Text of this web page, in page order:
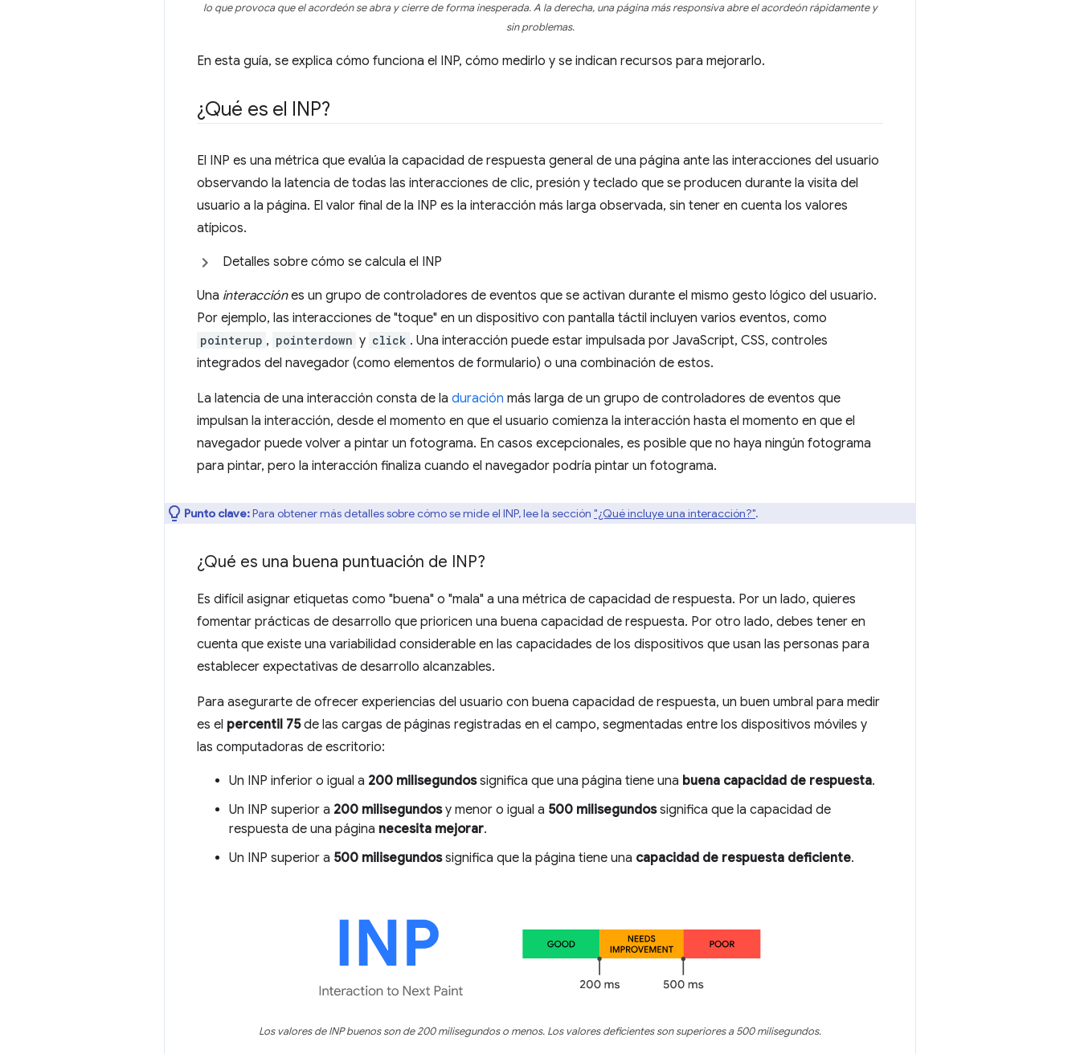
lo que provoca que el acordeón se abra y cierre de forma inesperada. A la derecha, una página más responsiva abre el acordeón rápidamente y
sin problemas.
En esta guía, se explica cómo funciona el INP, cómo medirlo y se indican recursos para mejorarlo.
¿Qué es el INP?
El INP es una métrica que evalúa la capacidad de respuesta general de una página ante las interacciones del usuario
observando la latencia de todas las interacciones de clic, presión y teclado que se producen durante la visita del
usuario a la página. El valor final de la INP es la interacción más larga observada, sin tener en cuenta los valores
atípicos.
Detalles sobre cómo se calcula el INP
Una interacciónes un grupo de controladores de eventos que se activan durante el mismo gesto lógico del usuario.
Por ejemplo, las interacciones de "toque" en un dispositivo con pantalla táctil incluyen varios eventos, como
pointerup , pointerdown y click . Una interacción puede estar impulsada por JavaScript, CSS, controles
integrados del navegador (como elementos de formulario) o una combinación de estos.
La latencia de una interacción consta de la duración más larga de un grupo de controladores de eventos que
impulsan la interacción, desde el momento en que el usuario comienza la interacción hasta el momento en que el
navegador puede volver a pintar un fotograma. En casos excepcionales, es posible que no haya ningún fotograma
para pintar, pero la interacción finaliza cuando el navegador podría pintar un fotograma.
Punto clave:Para obtener más detalles sobre cómo se mide el INP, lee la sección "¿Qué incluye una interacción?".
¿Qué es una buena puntuación de INP?
Es difícil asignar etiquetas como "buena" o "mala" a una métrica de capacidad de respuesta. Por un lado, quieres
fomentar prácticas de desarrollo que prioricen una buena capacidad de respuesta. Por otro lado, debes tener en
cuenta que existe una variabilidad considerable en las capacidades de los dispositivos que usan las personas para
establecer expectativas de desarrollo alcanzables.
Para asegurarte de ofrecer experiencias del usuario con buena capacidad de respuesta, un buen umbral para medir
es el percentil 75de las cargas de páginas registradas en el campo, segmentadas entre los dispositivos móviles y
las computadoras de escritorio:
Un INP inferior o igual a 200 milisegundossignifica que una página tiene una buena capacidad de respuesta.
Un INP superior a 200 milisegundosy menor o igual a 500 milisegundossignifica que la capacidad de
respuesta de una página necesita mejorar.
Un INP superior a 500 milisegundossignifica que la página tiene una capacidad de respuesta deficiente.
Los valores de INP buenos son de 200 milisegundos o menos. Los valores deficientes son superiores a 500 milisegundos.